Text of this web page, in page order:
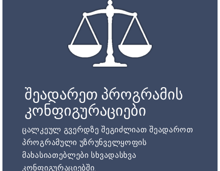
შეადარეთ პროგრამის
კონფიგურაციები
ცალკეულ გვერდზე შეგიძლიათ შეადაროთ
პროგრამული უზრუნველყოფის
მახასიათებლები სხვადასხვა
კონფიგურაციებში.